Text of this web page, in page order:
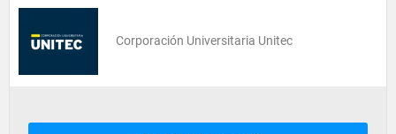
Corporación Universitaria Unitec